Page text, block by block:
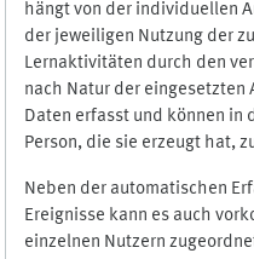
hängt von der individuellen
der jeweiligen Nutzung der
Lernaktivitäten durch den
nach Natur der
Daten erfasst und können in
Person, die sie erzeugt hat,
Neben der automatischen
Ereignisse kann es auch
einzelnen Nutzern